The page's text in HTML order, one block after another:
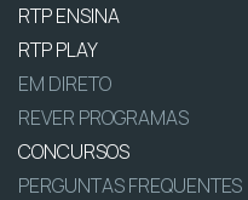
RTP ENSINA
RTP PLAY
EM DIRETO
REVER PROGRAMAS
CONCURSOS
PERGUNTAS FREQUENTES